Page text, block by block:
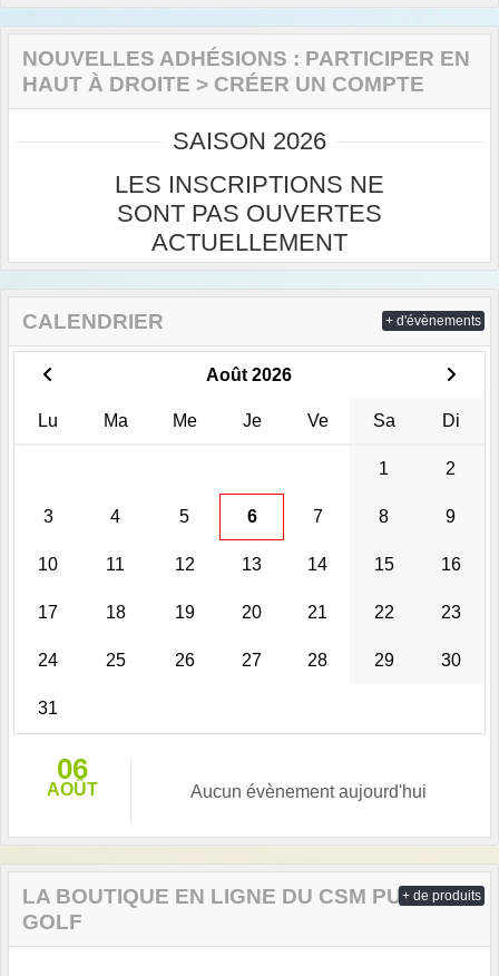
NOUVELLES ADHÉSIONS : PARTICIPER EN
HAUT À DROITE > CRÉER UN COMPTE
SAISON 2026
LES INSCRIPTIONS NE
SONT PAS OUVERTES
ACTUELLEMENT
CALENDRIER
Août 2026
Lu Ma Me Je Ve Sa Di
1 2
3 4 5 6 7 8 9
10 11 12 13 14 15 16
17 18 19 20 21 22 23
24 25 26 27 28 29 30
31
06
AOÛT Aucun évènement aujourd'hui
+ d'évènements
LA BOUTIQUE EN LIGNE DU CSM PUTEAUX
GOLF
+ de produits